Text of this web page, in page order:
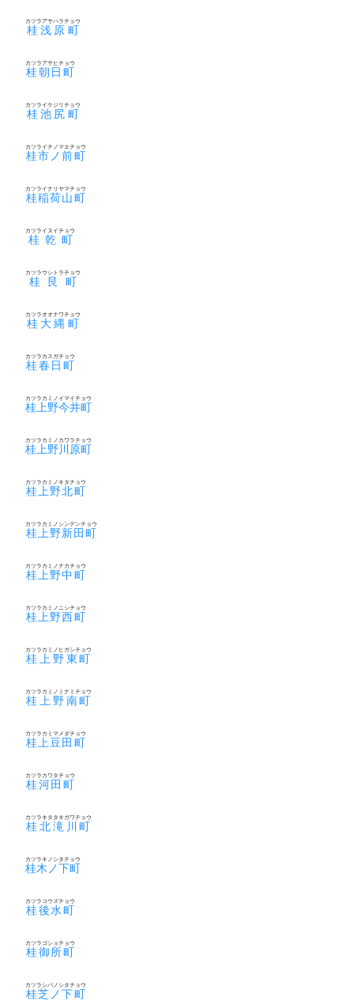
桂浅原町
カツラアサハラチョウ
桂朝日町
カツラアサヒチョウ
桂池尻町
カツライケジリチョウ
桂市ノ前町
カツライチノマエチョウ
桂稲荷山町
カツライナリヤマチョウ
桂乾町
カツライヌイチョウ
桂艮町
カツラウシトラチョウ
桂大縄町
カツラオオナワチョウ
桂春日町
カツラカスガチョウ
桂上野今井町
カツラカミノイマイチョウ
桂上野川原町
カツラカミノカワラチョウ
桂上野北町
カツラカミノキタチョウ
桂上野新田町
カツラカミノシンデンチョウ
桂上野中町
カツラカミノナカチョウ
桂上野西町
カツラカミノニシチョウ
桂上野東町
カツラカミノヒガシチョウ
桂上野南町
カツラカミノミナミチョウ
桂上豆田町
カツラカミマメダチョウ
桂河田町
カツラカワタチョウ
桂北滝川町
カツラキタタキガワチョウ
桂木ノ下町
カツラキノシタチョウ
桂後水町
カツラコウズチョウ
桂御所町
カツラゴショチョウ
桂芝ノ下町
カツラシバノシタチョウ